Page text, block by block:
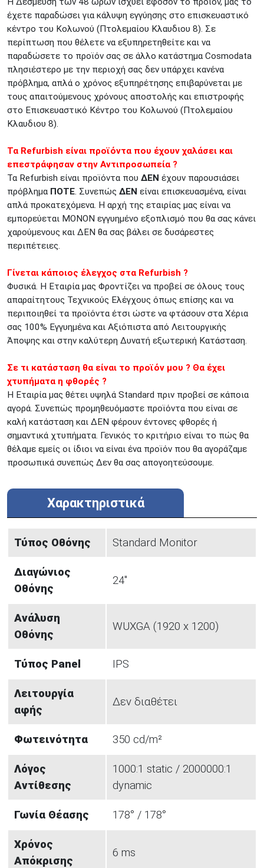
έχετε παραδώσει για κάλυψη εγγύησης στο επισκευαστικό
κέντρο του Κολωνού (Πτολεμαίου Κλαυδιου 8). Σε
περίπτωση που θέλετε να εξυπηρετηθείτε και να
παραδώσετε το προϊόν σας σε άλλο κατάστημα Cosmodata
πλησιέστερο με την περιοχή σας δεν υπάρχει κανένα
πρόβλημα, απλά ο χρόνος εξυπηρέτησης επιβαρύνεται με
τους απαιτούμενους χρόνους αποστολής και επιστροφής
στο Επισκευαστικό Κέντρο του Κολωνού (Πτολεμαίου
Κλαυδιου 8).
Τα Refurbish είναι προϊόντα που έχουν χαλάσει και
επεστράφησαν στην Αντιπροσωπεία ?
Τα Refurbish είναι προϊόντα που ΔΕΝ έχουν παρουσιάσει
πρόβλημα ΠΟΤΕ. Συνεπώς ΔΕΝ είναι επισκευασμένα, είναι
απλά προκατεχόμενα. Η αρχή της εταιρίας μας είναι να
εμπορεύεται ΜΟΝΟΝ εγγυημένο εξοπλισμό που θα σας κάνει
χαρούμενους και ΔΕΝ θα σας βάλει σε δυσάρεστες
περιπέτειες.
Γίνεται κάποιος έλεγχος στα Refurbish ?
Φυσικά. Η Εταιρία μας Φροντίζει να προβεί σε όλους τους
απαραίτητους Τεχνικούς Ελέγχους όπως επίσης και να
περιποιηθεί τα προϊόντα έτσι ώστε να φτάσουν στα Χέρια
σας 100% Εγγυημένα και Αξιόπιστα από Λειτουργικής
Άποψης και στην καλύτερη Δυνατή εξωτερική Κατάσταση.
Σε τι κατάσταση θα είναι το προϊόν μου ? Θα έχει
χτυπήματα η φθορές ?
Η Εταιρία μας θέτει υψηλά Standard πριν προβεί σε κάποια
αγορά. Συνεπώς προμηθευόμαστε προϊόντα που είναι σε
καλή κατάσταση και ΔΕΝ φέρουν έντονες φθορές ή
σημαντικά χτυπήματα. Γενικός το κριτήριο είναι το πώς θα
θέλαμε εμείς οι ίδιοι να είναι ένα προϊόν που θα αγοράζαμε
προσωπικά συνεπώς Δεν θα σας απογοητεύσουμε.
Χαρακτηριστικά
Τύπος Οθόνης Standard Monitor
Διαγώνιος
Οθόνης
24"
Ανάλυση
Οθόνης
WUXGA (1920 x 1200)
Τύπος Panel IPS
Λειτουργία
αφής
Δεν διαθέτει
Φωτεινότητα 350 cd/m²
Λόγος
Αντίθεσης
1000:1 static / 2000000:1
dynamic
Γωνία Θέασης 178° / 178°
Χρόνος
Απόκρισης
6 ms